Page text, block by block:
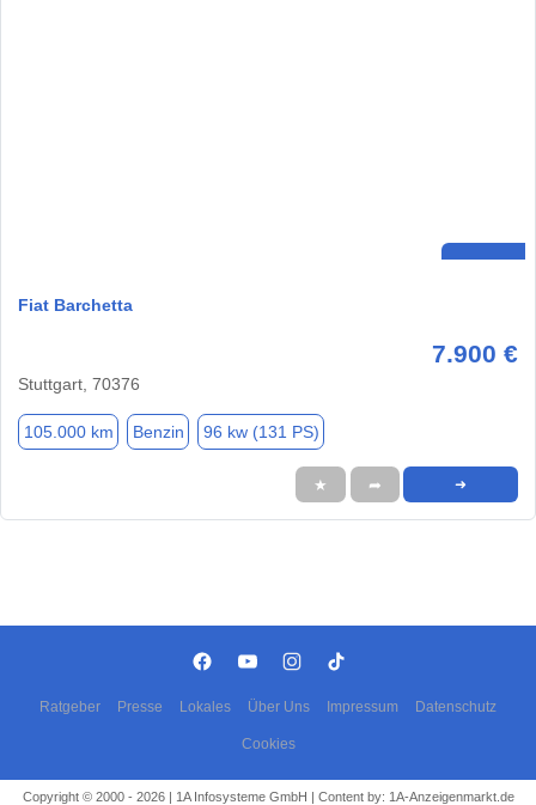
Fiat Barchetta
7.900 €
Stuttgart, 70376
105.000 km Benzin 96 kw (131 PS)
★ ➦ ➜
Ratgeber Presse Lokales Über Uns Impressum Datenschutz
Cookies
Copyright © 2000 - 2026 | 1A Infosysteme GmbH | Content by: 1A-Anzeigenmarkt.de